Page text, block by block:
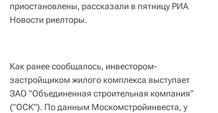
приостановлены, рассказали в пятницу РИА
Новости риелторы.
Как ранее сообщалось, инвестором-
застройщиком жилого комплекса выступает
ЗАО "Объединенная строительная компания"
("ОСК"). По данным Москомстройинвеста, у